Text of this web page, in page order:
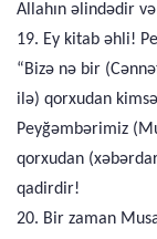
Allahın əlindədir
19. Ey kitab əhli!
“Bizə nə bir
ilə) qorxudan
Peyğəmbərimiz
qorxudan
qadirdir!
20. Bir zaman